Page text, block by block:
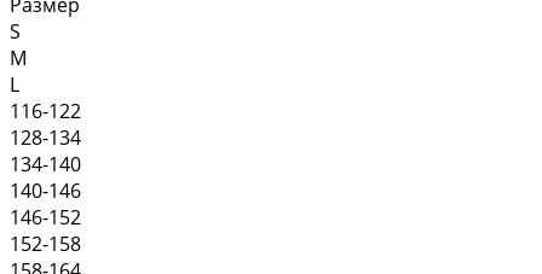
S
M
L
116-122
128-134
134-140
140-146
146-152
152-158